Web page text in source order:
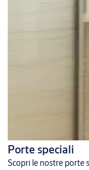
Porte speciali
Scopri le nostre porte